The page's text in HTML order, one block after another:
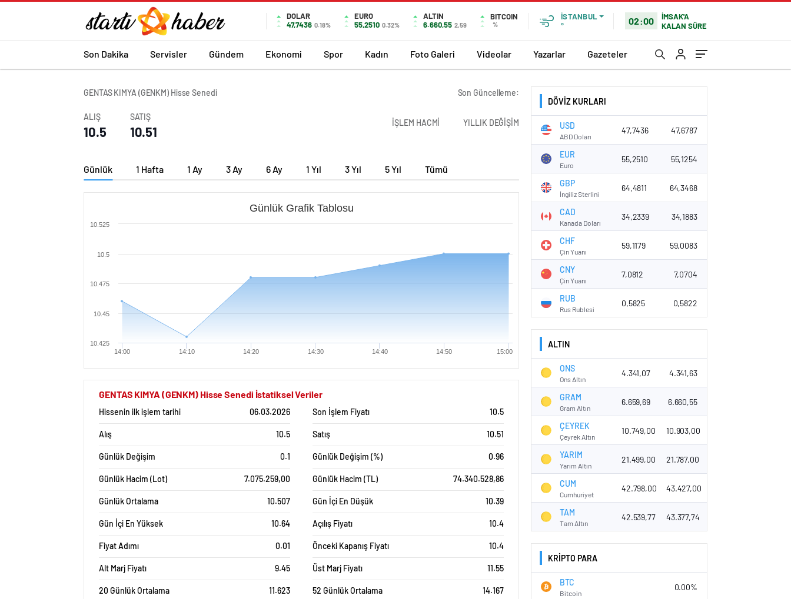
DOLAR
47,7436 0.18%
EURO
55,2510 0.32%
ALTIN
6.660,55 2,59
BITCOIN
%
İSTANBUL
°
02:00
İMSAK'A
KALAN SÜRE
Son Dakika Servisler Gündem Ekonomi Spor Kadın Foto Galeri Videolar Yazarlar Gazeteler
GENTAS KIMYA (GENKM) Hisse Senedi Son Güncelleme:
ALIŞ
10.5
SATIŞ
10.51
İŞLEM HACMİ YILLIK DEĞİŞİM
Günlük 1 Hafta 1 Ay 3 Ay 6 Ay 1 Yıl 3 Yıl 5 Yıl Tümü
Günlük Grafik Tablosu
14:00 14:10 14:20 14:30 14:40 14:50 15:00
10.425
10.45
10.475
10.5
10.525
GENTAS KIMYA (GENKM) Hisse Senedi İstatiksel Veriler
Hissenin ilk işlem tarihi 06.03.2026 Son İşlem Fiyatı 10.5
Alış 10.5 Satış 10.51
Günlük Değişim 0.1 Günlük Değişim (%) 0.96
Günlük Hacim (Lot) 7.075.259,00 Günlük Hacim (TL) 74.340.528,86
Günlük Ortalama 10.507 Gün İçi En Düşük 10.39
Gün İçi En Yüksek 10.64 Açılış Fiyatı 10.4
Fiyat Adımı 0.01 Önceki Kapanış Fiyatı 10.4
Alt Marj Fiyatı 9.45 Üst Marj Fiyatı 11.55
20 Günlük Ortalama 11.623 52 Günlük Ortalama 14.167
DÖVİZ KURLARI
USD
ABD Doları
47,7436 47,6787
EUR
Euro
55,2510 55,1254
GBP
İngiliz Sterlini
64,4811 64,3468
CAD
Kanada Doları
34,2339 34,1883
CHF
Çin Yuanı
59,1179 59,0083
CNY
Çin Yuanı
7,0812 7,0704
RUB
Rus Rublesi
0,5825 0,5822
ALTIN
ONS
Ons Altın
4.341,07 4.341,63
GRAM
Gram Altın
6.659,69 6.660,55
ÇEYREK
Çeyrek Altın
10.749,00 10.903,00
YARIM
Yarım Altın
21.499,00 21.787,00
CUM
Cumhuriyet
42.798,00 43.427,00
TAM
Tam Altın
42.539,77 43.377,74
KRİPTO PARA
BTC
Bitcoin
0.00%